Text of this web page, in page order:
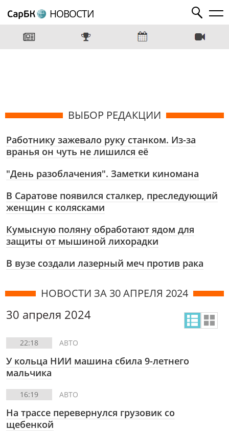
НОВОСТИ
ВЫБОР РЕДАКЦИИ
Работнику зажевало руку станком. Из-за
вранья он чуть не лишился её
"День разоблачения". Заметки киномана
В Саратове появился сталкер, преследующий
женщин с колясками
Кумысную поляну обработают ядом для
защиты от мышиной лихорадки
В вузе создали лазерный меч против рака
НОВОСТИ ЗА 30 АПРЕЛЯ 2024
30 апреля 2024
22:18 АВТО
У кольца НИИ машина сбила 9-летнего
мальчика
16:19 АВТО
На трассе перевернулся грузовик со
щебенкой